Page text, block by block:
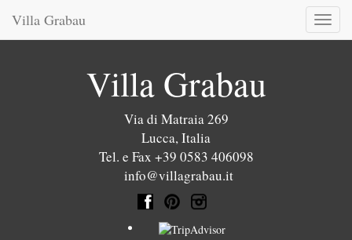
Toggle
Villa Grabau
Villa Grabau
Via di Matraia 269
Lucca,Italia
Tel. e Fax +39 0583 406098
info@villagrabau.it